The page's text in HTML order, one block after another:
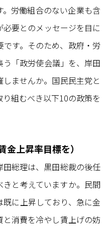
労働組合のない企業も含
要とのメッセージを目に
す。そのため、政府・労
「政労使会議」を、岸田
ませんか。国民民主党と
組むべき以下10の政策を
上昇率目標を）
総理は、黒田総裁の後任
と考えていますか。民間
に上昇しており、急に金
消費を冷やし賃上げの妨